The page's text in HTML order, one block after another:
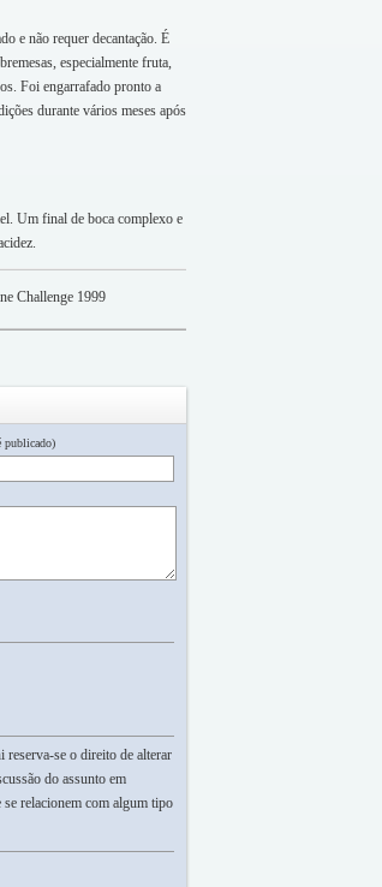
e não requer decantação. É
especialmente fruta,
Foi engarrafado pronto a
durante vários meses após
Um final de boca complexo e
Challenge 1999
publicado)
se o direito de alterar
do assunto em
relacionem com algum tipo